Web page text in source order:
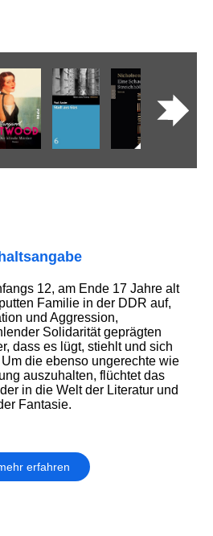
12, am Ende 17 Jahre alt
Familie in der DDR auf,
und Aggression,
Solidarität geprägten
dass es lügt, stiehlt und sich
die ebenso ungerechte wie
auszuhalten, flüchtet das
in die Welt der Literatur und
Fantasie.
erfahren